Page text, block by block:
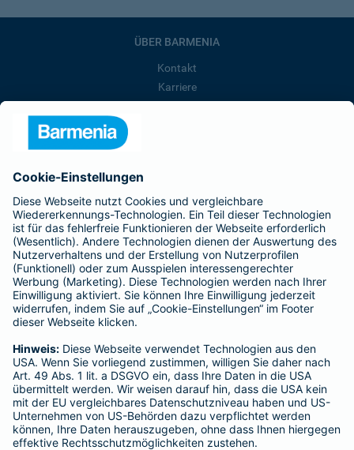
ÜBER BARMENIA
Kontakt
Karriere
Barmenia ist Teil der BarmeniaGothaer
BELIEBTE SEITEN
Kranken-Zusatzversicherung
Tierversicherungen
Haftpflichtversicherung
Hausratversicherung
Adresse ändern
Schaden melden
Kilometerstandsmeldung
Serviceübersicht